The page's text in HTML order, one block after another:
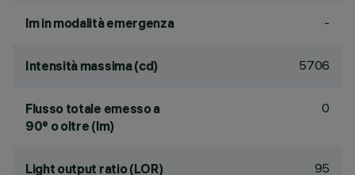
lm in modalità emergenza -
Intensità massima (cd) 5706
Flusso totale emesso a
90° o oltre (lm)
0
Light output ratio (LOR) 95